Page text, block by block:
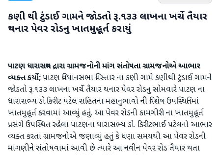
કણી થી ટુંડાઈ ગામને જોડતો રૂ.૧૩૩ લાખના ખર્ચે તૈયાર
થનાર પેવર રોડનુ ખાતમુહૂર્ત કરાયું
પાટણ ધારાસભ્ય દ્રારા ગ્રામજનોની માંગ સંતોષતા ગ્રામજનોએ આભાર
વ્યક્ત કર્યો;પાટણ વિધાનસભા વિસ્તાર ના કણી ગામે કણીથી ટુંડાઈ ગામને
જોડતો રૂ.૧૩૩ લાખના ખર્ચે તૈયાર થનાર પેવર રોડનુ સોમવારે પાટણ ના
ધારાસભ્ય ડો.કિરીટ પટેલ સહિતના મહાનુભાવો ની વિશેષ ઉપસ્થિતિમાં
ખાતમુહૂર્ત કરવામાં આવ્યું હતું. આ પેવર રોડની કામગીરી ના ખાતમુહૂર્ત
પ્રસંગે ઉપસ્થિત રહેલા પાટણના ધારાસભ્ય ડો. કિરીટભાઈ પટેલનો આભાર
વ્યક્ત કરતાં ગ્રામજનોએ જણાવ્યું હતું કે ધણા સમયથી આ પેવર રોડની
માંગણીને સંતોષવામાં આવી છે ત્યારે આ નવીન પેવર રોડ તૈયાર થતા